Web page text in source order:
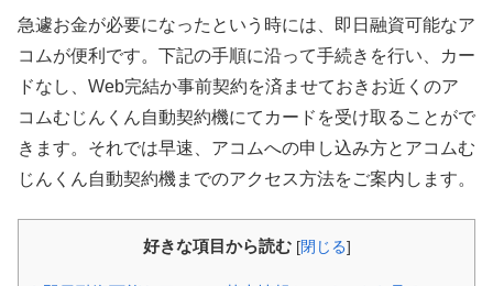
急遽お金が必要になったという時には、即日融資可能なア
コムが便利です。下記の手順に沿って手続きを行い、カー
ドなし、Web完結か事前契約を済ませておきお近くのア
コムむじんくん自動契約機にてカードを受け取ることがで
きます。それでは早速、アコムへの申し込み方とアコムむ
じんくん自動契約機までのアクセス方法をご案内します。
好きな項目から読む [閉じる]